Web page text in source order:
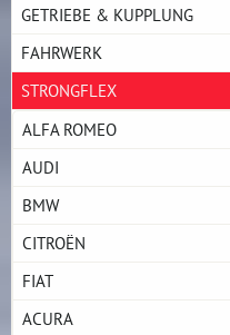
GETRIEBE & KUPPLUNG
FAHRWERK
STRONGFLEX
ALFA ROMEO
AUDI
BMW
CITROËN
FIAT
ACURA